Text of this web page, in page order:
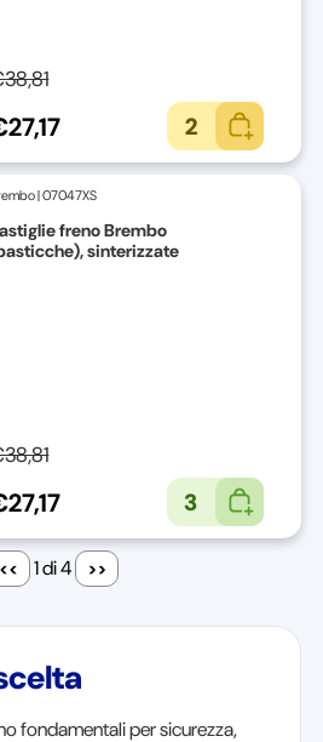
2
|07047XS
freno Brembo
sinterizzate
3
1 di 4
fondamentali per sicurezza,